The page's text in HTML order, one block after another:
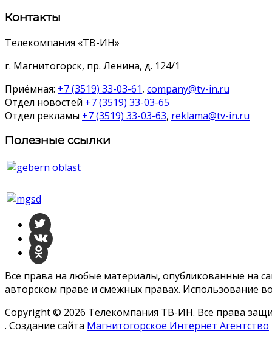
Контакты
Телекомпания «ТВ-ИН»
г. Магнитогорск, пр. Ленина, д. 124/1
Приёмная: +7 (3519) 33-03-61, company@tv-in.ru
Отдел новостей +7 (3519) 33-03-65
Отдел рекламы +7 (3519) 33-03-63, reklama@tv-in.ru
Полезные ссылки
Все права на любые материалы, опубликованные на
авторском праве и смежных правах. Использование
Copyright © 2026 Телекомпания ТВ-ИН. Все права
. Создание сайта Магнитогорское Интернет Агентство